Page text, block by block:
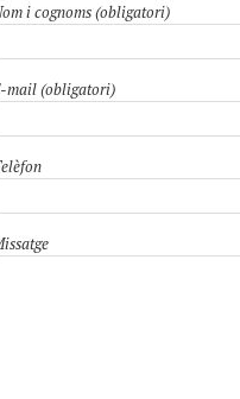
i cognoms (obligatori)
mail (obligatori)